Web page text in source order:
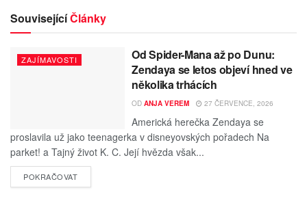
SouvisejícíČlánky
ZAJÍMAVOSTI
Od Spider-Mana až po Dunu:
Zendaya se letos objeví hned ve
několika trhácích
OD ANJA VEREM 27 ČERVENCE, 2026
Americká herečka Zendaya se
proslavila už jako teenagerka v disneyovských pořadech Na
parket! a Tajný život K. C. Její hvězda však...
POKRAČOVAT